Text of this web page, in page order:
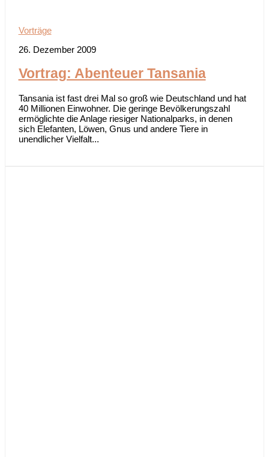
Vorträge
26. Dezember 2009
Vortrag: Abenteuer Tansania
Tansania ist fast drei Mal so groß wie Deutschland und hat
40 Millionen Einwohner. Die geringe Bevölkerungszahl
ermöglichte die Anlage riesiger Nationalparks, in denen
sich Elefanten, Löwen, Gnus und andere Tiere in
unendlicher Vielfalt...